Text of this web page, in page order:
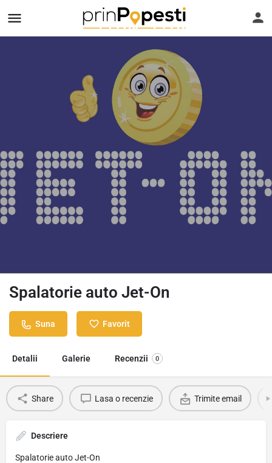
Spalatorie auto Jet-On
Suna Favorit
Detalii Galerie Recenzii 0
Share Lasa o recenzie Trimite email
Descriere
Spalatorie auto Jet-On